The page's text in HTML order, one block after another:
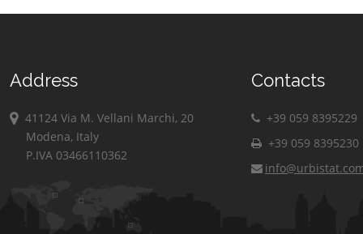
Address
41124 Via M. Vellani Marchi, 20
Modena, Italy
P.IVA 03466110362
Contacts
+39 059 8395229
+39 059 8395230